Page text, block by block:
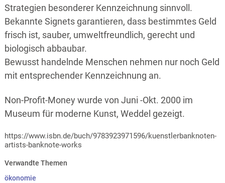
Strategien besonderer Kennzeichnung sinnvoll.
Bekannte Signets garantieren, dass bestimmtes Geld
frisch ist, sauber, umweltfreundlich, gerecht und
biologisch abbaubar.
Bewusst handelnde Menschen nehmen nur noch Geld
mit entsprechender Kennzeichnung an.
Non-Profit-Money wurde von Juni -Okt. 2000 im
Museum für moderne Kunst, Weddel gezeigt.
https://www.isbn.de/buch/9783923971596/kuenstlerbanknoten-
artists-banknote-works
Verwandte Themen
ökonomie